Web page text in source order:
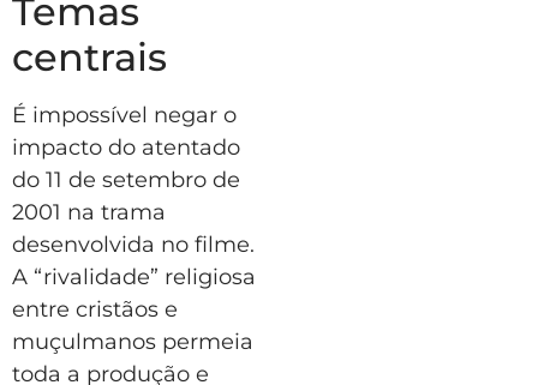
Temas
centrais
É impossível negar o
impacto do atentado
do 11 de setembro de
2001 na trama
desenvolvida no filme.
A “rivalidade” religiosa
entre cristãos e
muçulmanos permeia
toda a produção e